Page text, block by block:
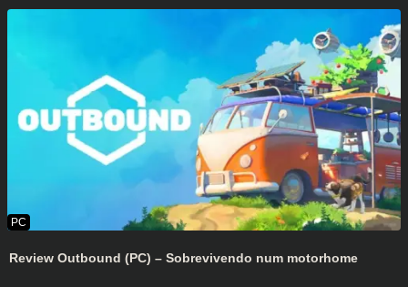
Review Outbound (PC) – Sobrevivendo num motorhome